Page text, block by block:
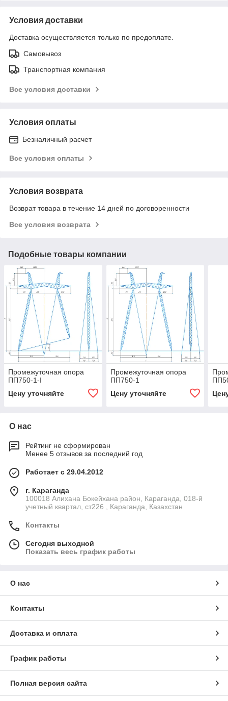
Условия доставки
Доставка осуществляется только по предоплате.
Самовывоз
Транспортная компания
Все условия доставки
Условия оплаты
Безналичный расчет
Все условия оплаты
Условия возврата
Возврат товара в течение 14 дней по договоренности
Все условия возврата
Подобные товары компании
Промежуточная опора
ПП750-1-I
Цену уточняйте
Промежуточная опора
ПП750-1
Цену уточняйте
О нас
Рейтинг не сформирован
Менее 5 отзывов за последний год
Работает с 29.04.2012
г. Караганда
100018 Алихана Бокейхана район, Караганда, 018-й
учетный квартал, ст226 , Караганда, Казахстан
Контакты
Сегодня выходной
Показать весь график работы
О нас
Контакты
Доставка и оплата
График работы
Полная версия сайта